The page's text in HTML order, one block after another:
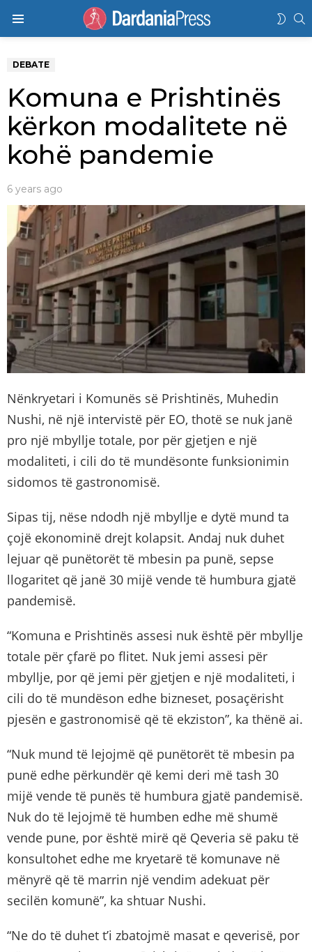
DEBATE
Komuna e Prishtinës
kërkon modalitete në
kohë pandemie
6 years ago
Nënkryetari i Komunës së Prishtinës, Muhedin
Nushi, në një intervistë për EO, thotë se nuk janë
pro një mbyllje totale, por për gjetjen e një
modaliteti, i cili do të mundësonte funksionimin
sidomos të gastronomisë.
Sipas tij, nëse ndodh një mbyllje e dytë mund ta
çojë ekonominë drejt kolapsit. Andaj nuk duhet
lejuar që punëtorët të mbesin pa punë, sepse
llogaritet që janë 30 mijë vende të humbura gjatë
pandemisë.
“Komuna e Prishtinës assesi nuk është për mbyllje
totale për çfarë po flitet. Nuk jemi assesi për
mbyllje, por që jemi për gjetjen e një modaliteti, i
cili do të mundëson edhe bizneset, posaçërisht
pjesën e gastronomisë që të ekziston”, ka thënë ai.
“Nuk mund të lejojmë që punëtorët të mbesin pa
punë edhe përkundër që kemi deri më tash 30
mijë vende të punës të humbura gjatë pandemisë.
Nuk do të lejojmë të humben edhe më shumë
vende pune, por është mirë që Qeveria së paku të
konsultohet edhe me kryetarë të komunave në
mënyrë që të marrin një vendim adekuat për
secilën komunë”, ka shtuar Nushi.
“Ne do të duhet t’i zbatojmë masat e qeverisë, por